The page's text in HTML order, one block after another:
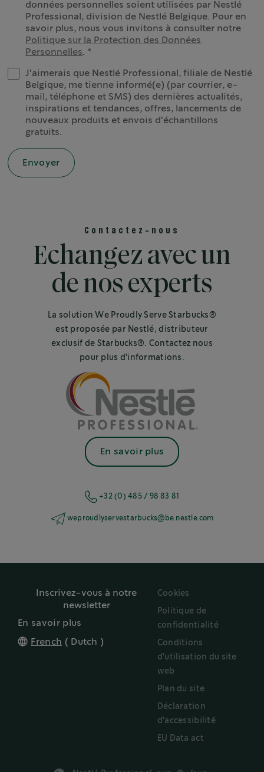
données personnelles soient utilisées par Nestlé
Professional, division de Nestlé Belgique. Pour en
savoir plus, nous vous invitons à consulter notre
Politique sur la Protection des Données
Personnelles.
J'aimerais que Nestlé Professional, filiale de Nestlé
Belgique, me tienne informé(e) (par courrier, e-
mail, téléphone et SMS) des dernières actualités,
inspirations et tendances, offres, lancements de
nouveaux produits et envois d'échantillons
gratuits.
Contactez-nous
Echangez avec un
de nos experts
La solution We Proudly Serve Starbucks®
est proposée par Nestlé, distributeur
exclusif de Starbucks®. Contactez nous
pour plus d'informations.
En savoir plus
+32 (0) 485 / 98 83 81
weproudlyservestarbucks@be.nestle.com
Inscrivez-vous à notre
newsletter
En savoir plus
French ( Dutch )
Cookies
Politique de
confidentialité
Conditions
d'utilisation du site
web
Plan du site
Déclaration
d'accessibilité
EU Data act